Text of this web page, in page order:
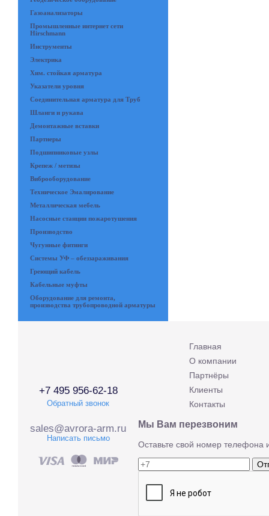
Газоанализаторы
Промышленные интернет сети
Hirschmann
Инструменты
Электрика
Хим. стойкая арматура
Указатели уровня
Соединительная арматура для Труб
Шланги и рукава
Демонтажные вставки
Партнеры
Подшипниковые узлы
Крепеж / метизы
Виброоборудование
Техническое Эмалирование
Металлическая мебель
Насосные станции пожаротушения
Производство
Чугунные фитинги
Системы УФ – обеззараживания
Греющий кабель
Кабельные муфты
Оборудование для ремонта,
производства трубопроводной арматуры
+7 495 956-62-18
Обратный звонок
sales@avrora-arm.ru
Написать письмо
Главная
О компании
Партнёры
Клиенты
Контакты
Мы Вам перезвоним
Оставьте свой номер